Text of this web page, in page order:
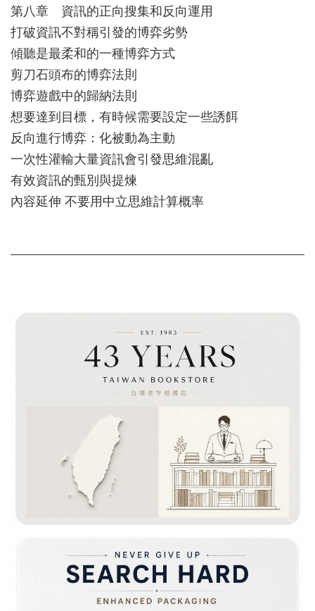
第八章 資訊的正向搜集和反向運用
打破資訊不對稱引發的博弈劣勢
傾聽是最柔和的一種博弈方式
剪刀石頭布的博弈法則
博弈遊戲中的歸納法則
想要達到目標，有時候需要設定一些誘餌
反向進行博弈：化被動為主動
一次性灌輸大量資訊會引發思維混亂
有效資訊的甄別與提煉
內容延伸 不要用中立思維計算概率